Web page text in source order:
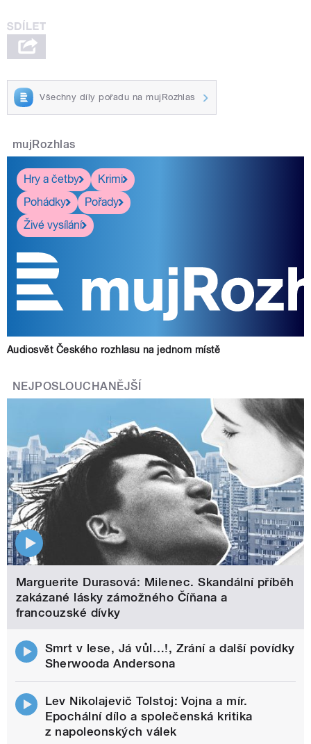
Všechny díly pořadu na mujRozhlas
mujRozhlas
Hry a četby
Krimi
Pohádky
Pořady
Živé vysílání
Audiosvět Českého rozhlasu na jednom místě
NEJPOSLOUCHANĚJŠÍ
Marguerite Durasová: Milenec. Skandální příběh
zakázané lásky zámožného Číňana a
francouzské dívky
Smrt v lese, Já vůl…!, Zrání a další povídky
Sherwooda Andersona
Lev Nikolajevič Tolstoj: Vojna a mír.
Epochální dílo a společenská kritika
z napoleonských válek